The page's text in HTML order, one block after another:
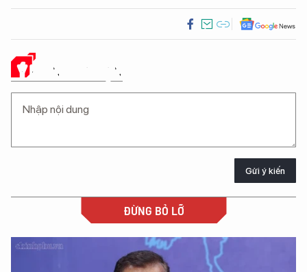
Ý KIẾN CỦA BẠN
Gửi ý kiến
ĐỪNG BỎ LỠ